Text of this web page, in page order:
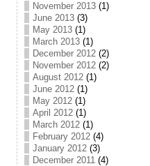
November 2013(1)
June 2013(3)
May 2013(1)
March 2013(1)
December 2012(2)
November 2012(2)
August 2012(1)
June 2012(1)
May 2012(1)
April 2012(1)
March 2012(1)
February 2012(4)
January 2012(3)
December 2011(4)